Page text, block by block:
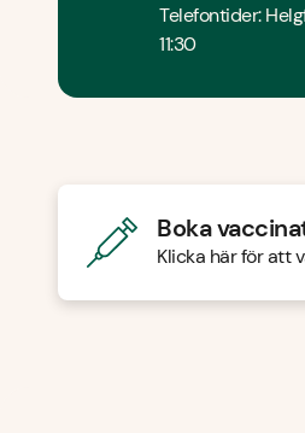
Telefontider:
11:30
Boka
Klicka här för att